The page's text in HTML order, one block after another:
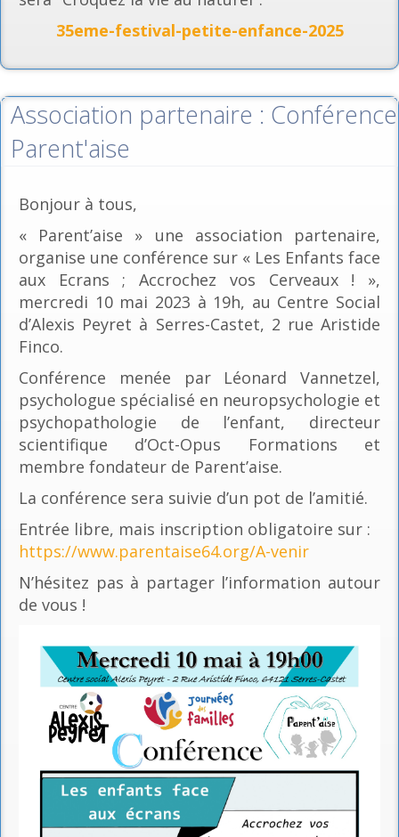
35eme-festival-petite-enfance-2025
Association partenaire : Conférence
Parent'aise
Bonjour à tous,
« Parent’aise » une association partenaire,
organise une conférence sur « Les Enfants face
aux Ecrans ; Accrochez vos Cerveaux ! »,
mercredi 10 mai 2023 à 19h, au Centre Social
d’Alexis Peyret à Serres-Castet, 2 rue Aristide
Finco.
Conférence menée par Léonard Vannetzel,
psychologue spécialisé en neuropsychologie et
psychopathologie de l’enfant, directeur
scientifique d’Oct-Opus Formations et
membre fondateur de Parent’aise.
La conférence sera suivie d’un pot de l’amitié.
Entrée libre, mais inscription obligatoire sur :
https://www.parentaise64.org/A-venir
N’hésitez pas à partager l’information autour
de vous !